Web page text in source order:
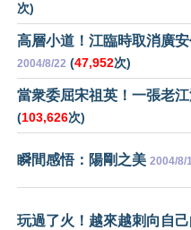
次)
高層小道！江臨時取消廣
2004/8/22 (47,952次)
當衆委屈宋祖英！一張老
(103,626次)
瞬間感悟：陽剛之美 2004/8/
玩過了火！越來越刺向自